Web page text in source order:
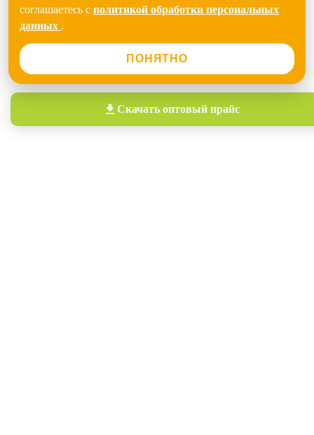
соглашаетесь с политикой обработки персональных
данных .
ПОНЯТНО
Скачать оптовый прайс